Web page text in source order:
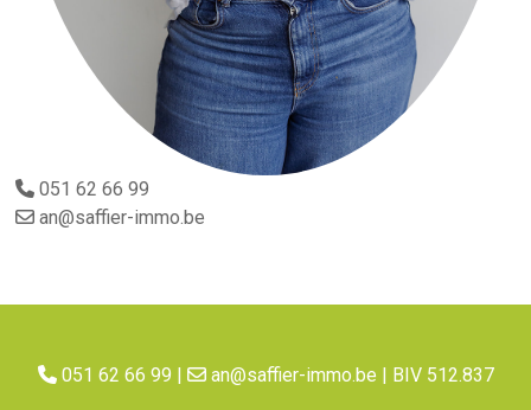
051 62 66 99
an@saffier-immo.be
051 62 66 99 an@saffier-immo.be | BIV 512.837